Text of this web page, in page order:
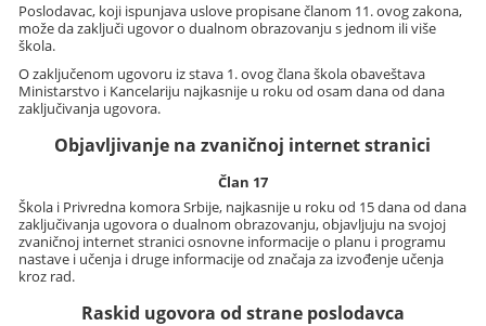
Poslodavac, koji ispunjava uslove propisane članom 11. ovog zakona,
može da zaključi ugovor o dualnom obrazovanju s jednom ili više
škola.
O zaključenom ugovoru iz stava 1. ovog člana škola obaveštava
Ministarstvo i Kancelariju najkasnije u roku od osam dana od dana
zaključivanja ugovora.
Objavljivanje na zvaničnoj internet stranici
Član 17
Škola i Privredna komora Srbije, najkasnije u roku od 15 dana od dana
zaključivanja ugovora o dualnom obrazovanju, objavljuju na svojoj
zvaničnoj internet stranici osnovne informacije o planu i programu
nastave i učenja i druge informacije od značaja za izvođenje učenja
kroz rad.
Raskid ugovora od strane poslodavca